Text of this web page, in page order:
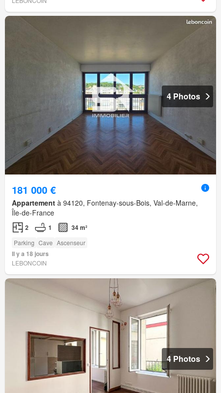
4 Photos
181 000 €
Appartement à 94120, Fontenay-sous-Bois, Val-de-Marne,
Île-de-France
2 1 34 m²
Parking Cave Ascenseur
Il y a 18 jours
LEBONCOIN
4 Photos